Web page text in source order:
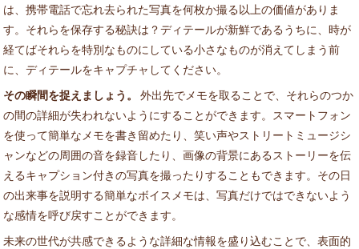
は、携帯電話で忘れ去られた写真を何枚か撮る以上の価値がありま
す。それらを保存する秘訣は？ディテールが新鮮であるうちに、時が
経てばそれらを特別なものにしている小さなものが消えてしまう前
に、ディテールをキャプチャしてください。
その瞬間を捉えましょう。
外出先でメモを取ることで、それらのつか
の間の詳細が失われないようにすることができます。スマートフォン
を使って簡単なメモを書き留めたり、笑い声やストリートミュージシ
ャンなどの周囲の音を録音したり、画像の背景にあるストーリーを伝
えるキャプション付きの写真を撮ったりすることもできます。その日
の出来事を説明する簡単なボイスメモは、写真だけではできないよう
な感情を呼び戻すことができます。
未来の世代が共感できるような詳細な情報を盛り込むことで、表面的